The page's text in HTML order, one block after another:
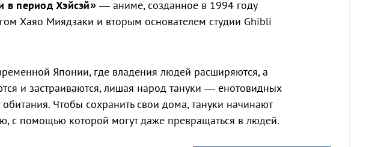
в период Хэйсэй»— аниме, созданное в 1994 году
Хаяо Миядзаки и вторым основателем студии Ghibli
Японии, где владения людей расширяются, а
и застраиваются, лишая народ тануки — енотовидных
Чтобы сохранить свои дома, тануки начинают
с помощью которой могут даже превращаться в людей.